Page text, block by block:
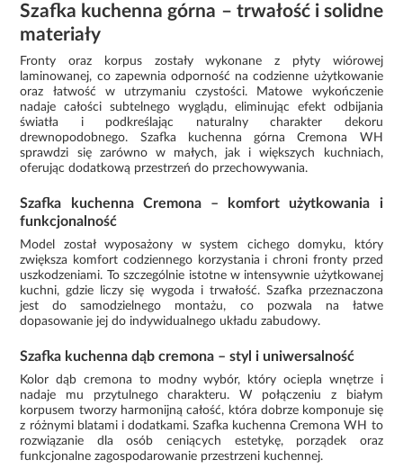
Szafka kuchenna górna – trwałość i solidne
materiały
Fronty oraz korpus zostały wykonane z płyty wiórowej
laminowanej, co zapewnia odporność na codzienne użytkowanie
oraz łatwość w utrzymaniu czystości. Matowe wykończenie
nadaje całości subtelnego wyglądu, eliminując efekt odbijania
światła i podkreślając naturalny charakter dekoru
drewnopodobnego. Szafka kuchenna górna Cremona WH
sprawdzi się zarówno w małych, jak i większych kuchniach,
oferując dodatkową przestrzeń do przechowywania.
Szafka kuchenna Cremona – komfort użytkowania i
funkcjonalność
Model został wyposażony w system cichego domyku, który
zwiększa komfort codziennego korzystania i chroni fronty przed
uszkodzeniami. To szczególnie istotne w intensywnie użytkowanej
kuchni, gdzie liczy się wygoda i trwałość. Szafka przeznaczona
jest do samodzielnego montażu, co pozwala na łatwe
dopasowanie jej do indywidualnego układu zabudowy.
Szafka kuchenna dąb cremona – styl i uniwersalność
Kolor dąb cremona to modny wybór, który ociepla wnętrze i
nadaje mu przytulnego charakteru. W połączeniu z białym
korpusem tworzy harmonijną całość, która dobrze komponuje się
z różnymi blatami i dodatkami. Szafka kuchenna Cremona WH to
rozwiązanie dla osób ceniących estetykę, porządek oraz
funkcjonalne zagospodarowanie przestrzeni kuchennej.